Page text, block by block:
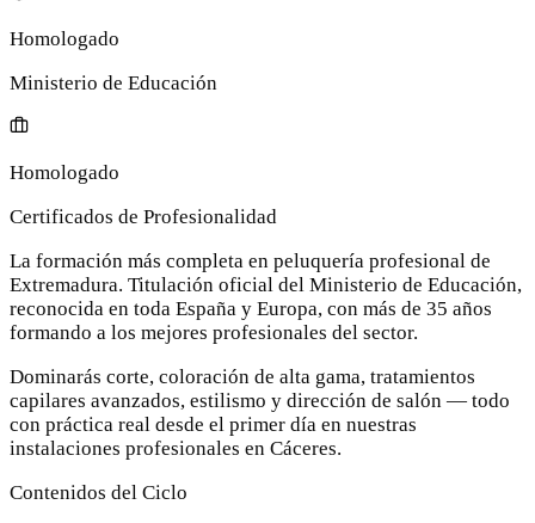
Homologado
Ministerio de Educación
Homologado
Certificados de Profesionalidad
La formación más completa en peluquería profesional de
Extremadura. Titulación oficial del Ministerio de Educación,
reconocida en toda España y Europa, con más de 35 años
formando a los mejores profesionales del sector.
Dominarás corte, coloración de alta gama, tratamientos
capilares avanzados, estilismo y dirección de salón — todo
con práctica real desde el primer día en nuestras
instalaciones profesionales en Cáceres.
Contenidos del Ciclo